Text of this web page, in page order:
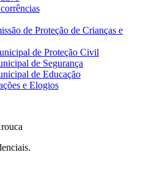
de Proteção de Crianças e
de Proteção Civil
de Segurança
de Educação
e Elogios